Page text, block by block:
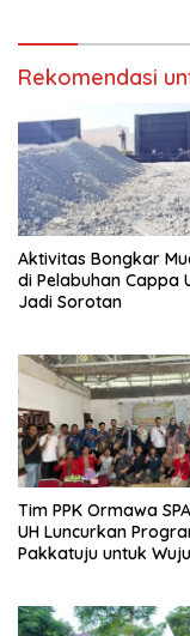
Rekomendasi
Aktivitas Bongkar
di Pelabuhan Cappa
Jadi Sorotan
Tim PPK Ormawa
UH Luncurkan
Pakkatuju untuk